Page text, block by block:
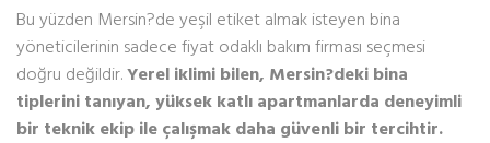
Bu yüzden Mersin?de yeşil etiket almak isteyen bina
yöneticilerinin sadece fiyat odaklı bakım firması seçmesi
doğru değildir.Yerel iklimi bilen, Mersin?deki bina
tiplerini tanıyan, yüksek katlı apartmanlarda deneyimli
bir teknik ekip ile çalışmak daha güvenli bir tercihtir.